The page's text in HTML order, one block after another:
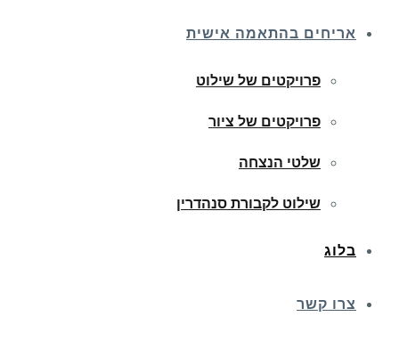
אריחים בהתאמה אישית
פרויקטים של שילוט
פרויקטים של ציור
שלטי הנצחה
שילוט לקבורת סנהדרין
בלוג
צרו קשר